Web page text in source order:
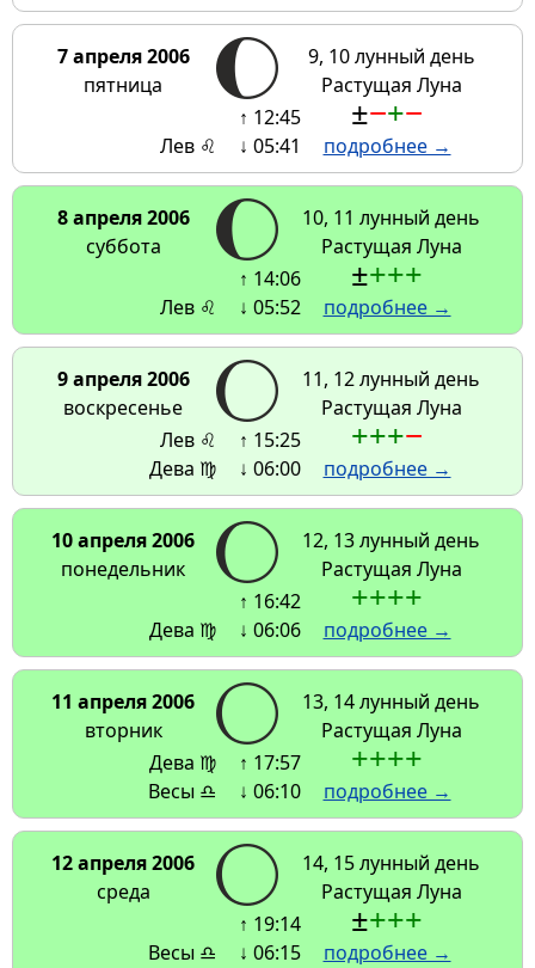
7 апреля 2006
пятница
9, 10 лунный день
Растущая Луна
Лев ♌
↑ 12:45
↓ 05:41
±−+−
подробнее →
8 апреля 2006
суббота
10, 11 лунный день
Растущая Луна
Лев ♌
↑ 14:06
↓ 05:52
±+++
подробнее →
9 апреля 2006
воскресенье
11, 12 лунный день
Растущая Луна
Лев ♌
Дева ♍
↑ 15:25
↓ 06:00
+++−
подробнее →
10 апреля 2006
понедельник
12, 13 лунный день
Растущая Луна
Дева ♍
↑ 16:42
↓ 06:06
++++
подробнее →
11 апреля 2006
вторник
13, 14 лунный день
Растущая Луна
Дева ♍
Весы ♎
↑ 17:57
↓ 06:10
++++
подробнее →
12 апреля 2006
среда
14, 15 лунный день
Растущая Луна
Весы ♎
↑ 19:14
↓ 06:15
±+++
подробнее →